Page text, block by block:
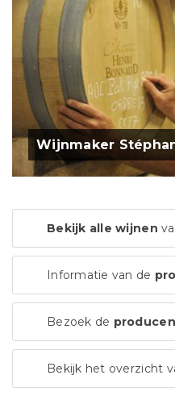
Wijnmaker
Bekijk alle wijnen
Informatie van de
Bezoek de
Bekijk het overzicht